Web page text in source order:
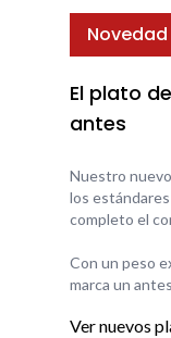
Novedad
El plato
antes
Nuestro
los
completo el
Con un peso
marca un
Ver nuevos